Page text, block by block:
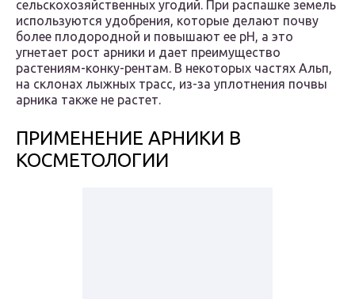
сельскохозяйственных угодий. При распашке земель
используются удобрения, которые делают почву
более плодородной и повышают ее pH, а это
угнетает рост арники и дает преимущество
растениям-конку-рентам. В некоторых частях Альп,
на склонах лыжных трасс, из-за уплотнения почвы
арника также не растет.
ПРИМЕНЕНИЕ АРНИКИ В
КОСМЕТОЛОГИИ